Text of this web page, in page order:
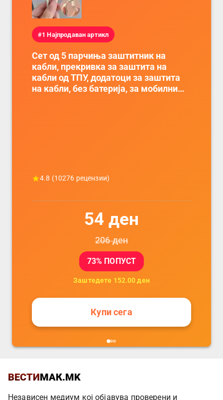
#1 Најпродаван артикл
Сет од 5 парчиња заштитник на
кабли, прекривка за заштита на
кабли од ТПУ, додатоци за заштита
на кабли, без батерија, за мобилни
4.8 (10276 рецензии)
54 ден
206ден
73% ПОПУСТ
Заштедете 152.00 ден
Купи сега
ВЕСТИМАК.MK
Независен медиум кој објавува проверени и